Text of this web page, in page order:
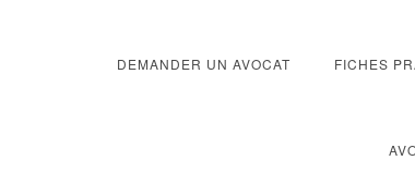
DEMANDER UN AVOCAT FICHES